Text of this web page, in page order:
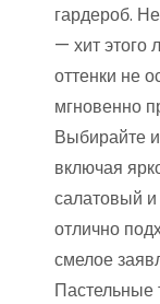
гардероб.
— хит этого
оттенки не
мгновенно
Выбирайте
включая
салатовый
отлично
смелое
Пастельные